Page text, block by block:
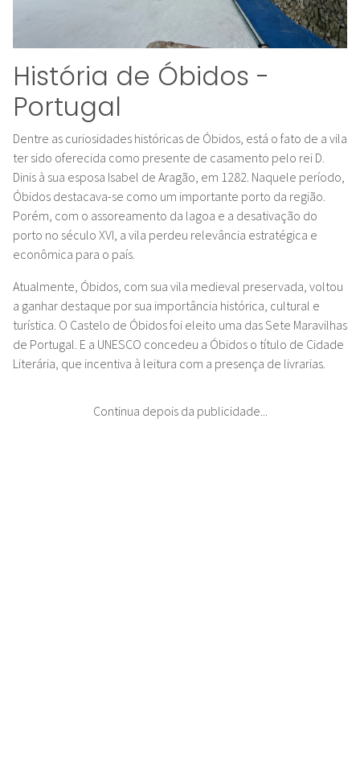
História de Óbidos -
Portugal
Dentre as curiosidades históricas de Óbidos, está o fato de a vila
ter sido oferecida como presente de casamento pelo rei D.
Dinis à sua esposa Isabel de Aragão, em 1282. Naquele período,
Óbidos destacava-se como um importante porto da região.
Porém, com o assoreamento da lagoa e a desativação do
porto no século XVI, a vila perdeu relevância estratégica e
econômica para o país.
Atualmente, Óbidos, com sua vila medieval preservada, voltou
a ganhar destaque por sua importância histórica, cultural e
turística. O Castelo de Óbidos foi eleito uma das Sete Maravilhas
de Portugal. E a UNESCO concedeu a Óbidos o título de Cidade
Literária, que incentiva à leitura com a presença de livrarias.
Continua depois da publicidade...